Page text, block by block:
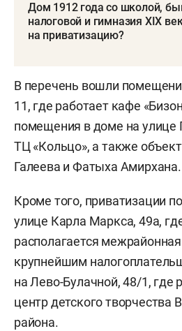
Дом 1912 года со школой,
налоговой и гимназия XIX
на приватизацию?
В перечень вошли
11, где работает кафе
помещения в доме на улице
ТЦ «Кольцо», а также
Галеева и Фатыха Амирхана.
Кроме того, приватизации
улице Карла Маркса, 49а,
располагается
крупнейшим
на Лево-Булачной, 48/1, где
центр детского творчества
района.